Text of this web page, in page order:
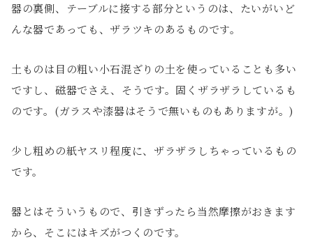
器の裏側、テーブルに接する部分というのは、たいがいど
んな器であっても、ザラツキのあるものです。
土ものは目の粗い小石混ざりの土を使っていることも多い
ですし、磁器でさえ、そうです。固くザラザラしているも
のです。(ガラスや漆器はそうで無いものもありますが。)
少し粗めの紙ヤスリ程度に、ザラザラしちゃっているもの
です。
器とはそういうもので、引きずったら当然摩擦がおきます
から、そこにはキズがつくのです。